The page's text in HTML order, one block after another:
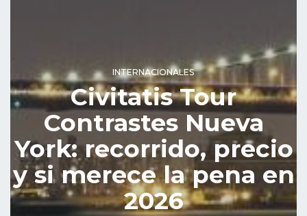
INTERNACIONALES
Civitatis Tour
Contrastes Nueva
York: recorrido, precio
y si merece la pena en
2026